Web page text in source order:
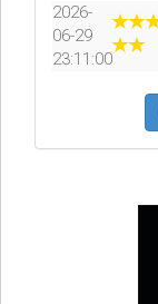
2026-
06-29
23:11:00